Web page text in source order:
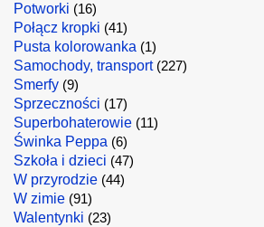
Potworki (16)
Połącz kropki (41)
Pusta kolorowanka (1)
Samochody, transport(227)
Smerfy (9)
Sprzeczności (17)
Superbohaterowie (11)
Świnka Peppa (6)
Szkoła i dzieci (47)
W przyrodzie (44)
W zimie (91)
Walentynki (23)